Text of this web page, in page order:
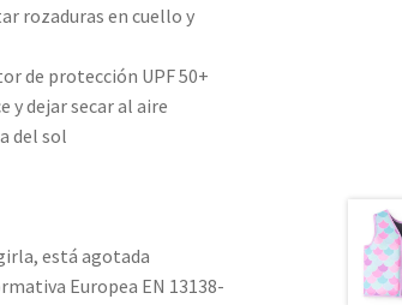
rozaduras en cuello y
de protección UPF 50+
y dejar secar al aire
del sol
está agotada
Europea EN 13138-